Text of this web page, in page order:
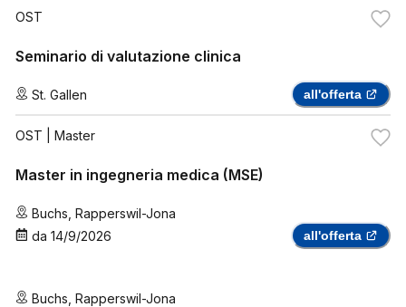
OST
Seminario di valutazione clinica
St. Gallen all'offerta
OST | Master
Master in ingegneria medica (MSE)
Buchs Rapperswil-Jona
da 14/9/2026 all'offerta
Buchs Rapperswil-Jona